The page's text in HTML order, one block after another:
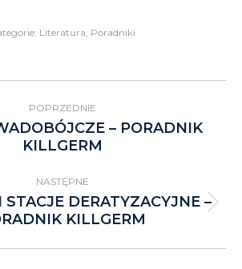
Literatura, Poradniki
POPRZEDNIE
Previous
project:
– PORADNIK
KILLGERM
NASTĘPNE
Next
project:
STACJE DERATYZACYJNE –
KILLGERM